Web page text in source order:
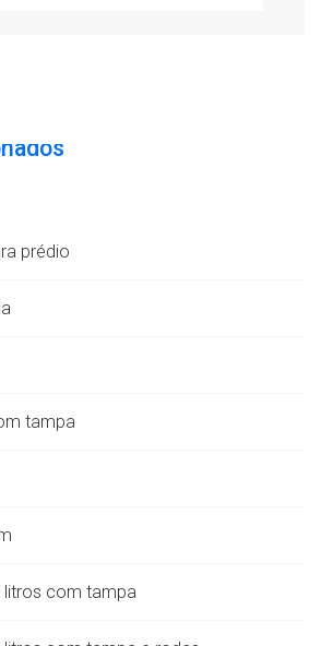
prédio
tampa
litros com tampa